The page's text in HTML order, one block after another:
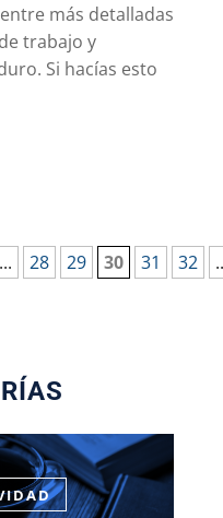
más detalladas
trabajo y
Si hacías esto
... 28 29 30 31 32